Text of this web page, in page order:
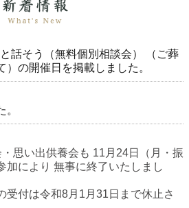
話そう（無料個別相談会）
（ご葬
の開催日を掲載しました。
思い出供養会も 11月24日（月・振
加により 無事に終了いたしまし
受付は令和8月1月31日まで休止さ